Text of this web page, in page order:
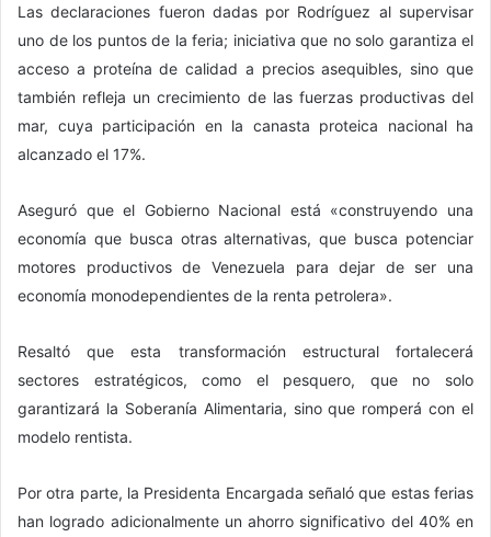
Las declaraciones fueron dadas por Rodríguez al supervisar
uno de los puntos de la feria; iniciativa que no solo garantiza el
acceso a proteína de calidad a precios asequibles, sino que
también refleja un crecimiento de las fuerzas productivas del
mar, cuya participación en la canasta proteica nacional ha
alcanzado el 17%.
Aseguró que el Gobierno Nacional está «construyendo una
economía que busca otras alternativas, que busca potenciar
motores productivos de Venezuela para dejar de ser una
economía monodependientes de la renta petrolera».
Resaltó que esta transformación estructural fortalecerá
sectores estratégicos, como el pesquero, que no solo
garantizará la Soberanía Alimentaria, sino que romperá con el
modelo rentista.
Por otra parte, la Presidenta Encargada señaló que estas ferias
han logrado adicionalmente un ahorro significativo del 40% en